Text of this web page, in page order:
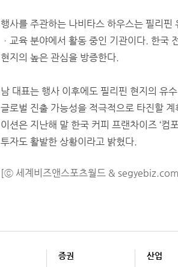
행사를 주관하는 나비타스 하우스는 필리
ㆍ교육 분야에서 활동 중인 기관이다. 한국
현지의 높은 관심을 방증한다.
남 대표는 행사 이후에도 필리핀 현지의 유
글로벌 진출 가능성을 적극적으로 타진할
이션은 지난해 말 한국 커피 프랜차이즈 ‘
투자도 활발한 상황이라고 밝혔다.
[ⓒ 세계비즈앤스포츠월드 &
증권 산업